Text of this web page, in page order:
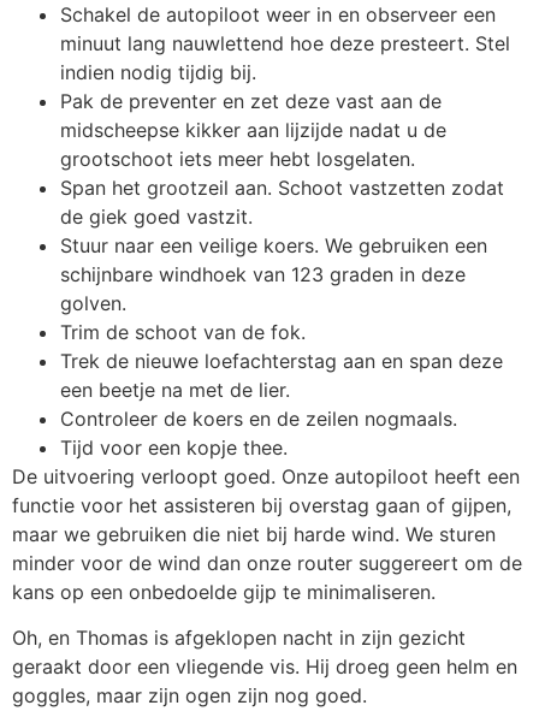
Schakel de autopiloot weer in en observeer een
minuut lang nauwlettend hoe deze presteert. Stel
indien nodig tijdig bij.
Pak de preventer en zet deze vast aan de
midscheepse kikker aan lijzijde nadat u de
grootschoot iets meer hebt losgelaten.
Span het grootzeil aan. Schoot vastzetten zodat
de giek goed vastzit.
Stuur naar een veilige koers. We gebruiken een
schijnbare windhoek van 123 graden in deze
golven.
Trim de schoot van de fok.
Trek de nieuwe loefachterstag aan en span deze
een beetje na met de lier.
Controleer de koers en de zeilen nogmaals.
Tijd voor een kopje thee.
De uitvoering verloopt goed. Onze autopiloot heeft een
functie voor het assisteren bij overstag gaan of gijpen,
maar we gebruiken die niet bij harde wind. We sturen
minder voor de wind dan onze router suggereert om de
kans op een onbedoelde gijp te minimaliseren.
Oh, en Thomas is afgeklopen nacht in zijn gezicht
geraakt door een vliegende vis. Hij droeg geen helm en
goggles, maar zijn ogen zijn nog goed.